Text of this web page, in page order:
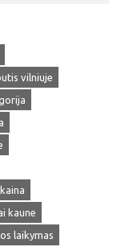
vilniuje
kaune
laikymas